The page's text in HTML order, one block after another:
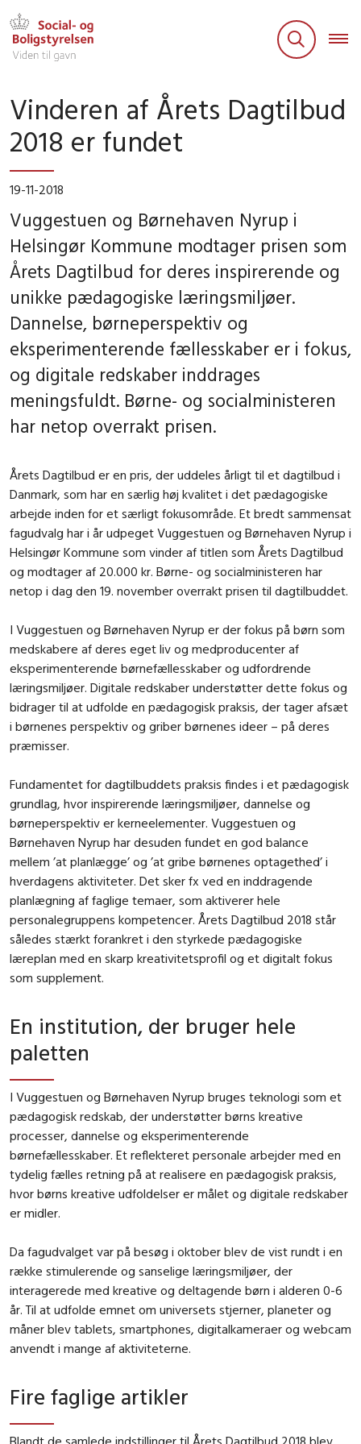
Vinderen af Årets Dagtilbud
2018 er fundet
19-11-2018
Vuggestuen og Børnehaven Nyrup i
Helsingør Kommune modtager prisen som
Årets Dagtilbud for deres inspirerende og
unikke pædagogiske læringsmiljøer.
Dannelse, børneperspektiv og
eksperimenterende fællesskaber er i fokus,
og digitale redskaber inddrages
meningsfuldt. Børne- og socialministeren
har netop overrakt prisen.
Årets Dagtilbud er en pris, der uddeles årligt til et dagtilbud i
Danmark, som har en særlig høj kvalitet i det pædagogiske
arbejde inden for et særligt fokusområde. Et bredt sammensat
fagudvalg har i år udpeget Vuggestuen og Børnehaven Nyrup i
Helsingør Kommune som vinder af titlen som Årets Dagtilbud
og modtager af 20.000 kr. Børne- og socialministeren har
netop i dag den 19. november overrakt prisen til dagtilbuddet.
I Vuggestuen og Børnehaven Nyrup er der fokus på børn som
medskabere af deres eget liv og medproducenter af
eksperimenterende børnefællesskaber og udfordrende
læringsmiljøer. Digitale redskaber understøtter dette fokus og
bidrager til at udfolde en pædagogisk praksis, der tager afsæt
i børnenes perspektiv og griber børnenes ideer – på deres
præmisser.
Fundamentet for dagtilbuddets praksis findes i et pædagogisk
grundlag, hvor inspirerende læringsmiljøer, dannelse og
børneperspektiv er kerneelementer. Vuggestuen og
Børnehaven Nyrup har desuden fundet en god balance
mellem ’at planlægge’ og ’at gribe børnenes optagethed’ i
hverdagens aktiviteter. Det sker fx ved en inddragende
planlægning af faglige temaer, som aktiverer hele
personalegruppens kompetencer. Årets Dagtilbud 2018 står
således stærkt forankret i den styrkede pædagogiske
læreplan med en skarp kreativitetsprofil og et digitalt fokus
som supplement.
En institution, der bruger hele
paletten
I Vuggestuen og Børnehaven Nyrup bruges teknologi som et
pædagogisk redskab, der understøtter børns kreative
processer, dannelse og eksperimenterende
børnefællesskaber. Et reflekteret personale arbejder med en
tydelig fælles retning på at realisere en pædagogisk praksis,
hvor børns kreative udfoldelser er målet og digitale redskaber
er midler.
Da fagudvalget var på besøg i oktober blev de vist rundt i en
række stimulerende og sanselige læringsmiljøer, der
interagerede med kreative og deltagende børn i alderen 0-6
år. Til at udfolde emnet om universets stjerner, planeter og
måner blev tablets, smartphones, digitalkameraer og webcam
anvendt i mange af aktiviteterne.
Fire faglige artikler
Blandt de samlede indstillinger til Årets Dagtilbud 2018 blev